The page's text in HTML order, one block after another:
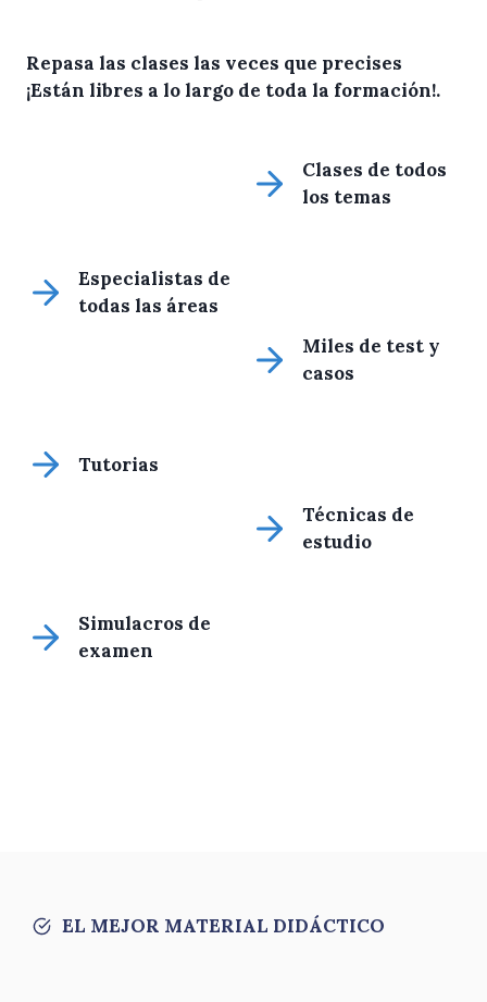
Repasa las clases las veces que precises
¡Están libres a lo largo de toda la formación!.
Clases de todos
los temas
Especialistas de
todas las áreas
Miles de test y
casos
Tutorias
Técnicas de
estudio
Simulacros de
examen
EL MEJOR MATERIAL DIDÁCTICO